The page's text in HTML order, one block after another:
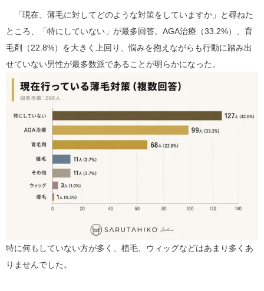
「現在、薄毛に対してどのような対策をしていますか」と尋ねた
ところ、「特にしていない」が最多回答。AGA治療（33.2%）、育
毛剤（22.8%）を大きく上回り、悩みを抱えながらも行動に踏み出
せていない男性が最多数派であることが明らかになった。
特に何もしていない方が多く、植毛、ウィッグなどはあまり多くあ
りませんでした。